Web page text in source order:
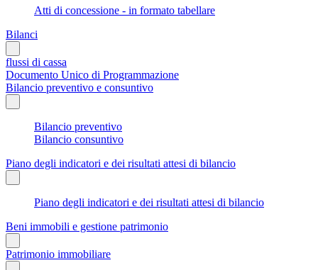
Atti di concessione - in formato tabellare
Bilanci
flussi di cassa
Documento Unico di Programmazione
Bilancio preventivo e consuntivo
Bilancio preventivo
Bilancio consuntivo
Piano degli indicatori e dei risultati attesi di bilancio
Piano degli indicatori e dei risultati attesi di bilancio
Beni immobili e gestione patrimonio
Patrimonio immobiliare